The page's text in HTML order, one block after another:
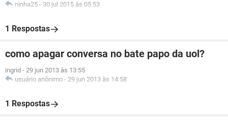
ninha25 - 30 jul 2015 às 05:53
1 Respostas
como apagar conversa no bate papo da uol?
ingrid - 29 jun 2013 às 13:55
usuário anônimo - 29 jun 2013 às 14:58
1 Respostas